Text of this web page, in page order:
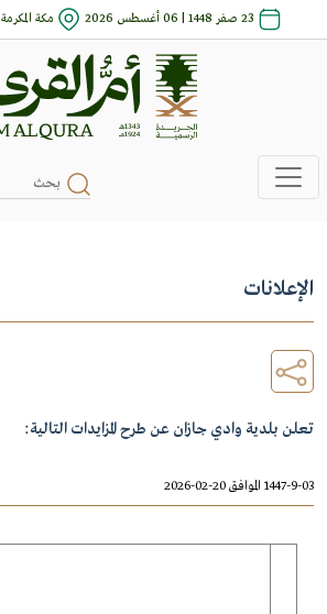
23 صفر 1448 | 06 أغسطس 2026 مكة المكرمة
الإعلانات
تعلن بلدية وادي جازان عن طرح المزايدات التالية:
1447-9-03 الموافق 20-02-2026